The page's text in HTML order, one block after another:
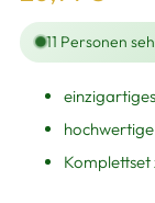
Preis
11 Personen